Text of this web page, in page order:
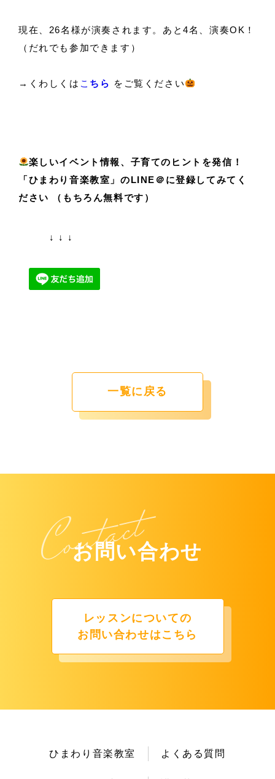
現在、26名様が演奏されます。あと4名、演奏OK！
（だれでも参加できます）
→くわしくは こ ちら をご覧ください
楽しいイベント情報、子育てのヒントを発信！
「ひまわり音楽教室」 のLINE＠に登録してみてく
ださい （もちろん無料です）
↓ ↓ ↓
一覧に戻る
お問い合わせ
レッスンについての
お問い合わせはこちら
ひまわり音楽教室 よくある質問